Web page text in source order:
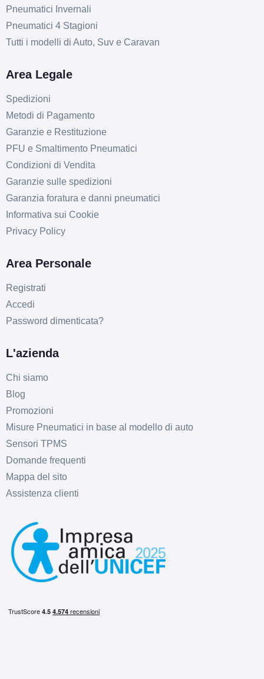
Pneumatici Invernali
Pneumatici 4 Stagioni
Tutti i modelli di Auto, Suv e Caravan
Area Legale
Spedizioni
Metodi di Pagamento
Garanzie e Restituzione
PFU e Smaltimento Pneumatici
Condizioni di Vendita
Garanzie sulle spedizioni
Garanzia foratura e danni pneumatici
Informativa sui Cookie
Privacy Policy
Area Personale
Registrati
Accedi
Password dimenticata?
L'azienda
Chi siamo
Blog
Promozioni
Misure Pneumatici in base al modello di auto
Sensori TPMS
Domande frequenti
Mappa del sito
Assistenza clienti